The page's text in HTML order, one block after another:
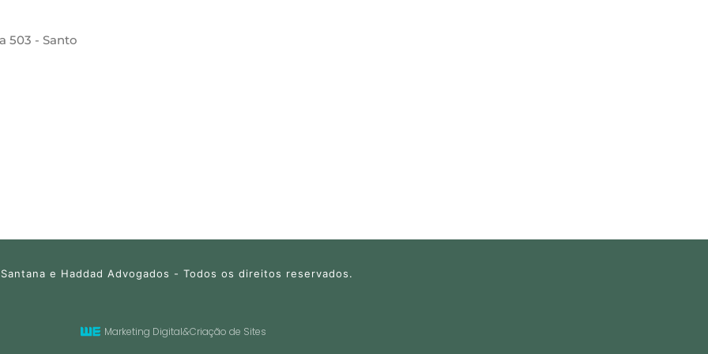
503 - Santo
Santana e Haddad Advogados - Todos os direitos reservados.
Marketing Digital&Criação de Sites